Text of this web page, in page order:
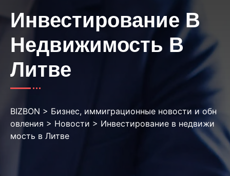
Инвестирование В
Недвижимость В
Литве
BIZBON > Бизнес, иммиграционные новости и обн
овления > Новости > Инвестирование в недвижи
мость в Литве